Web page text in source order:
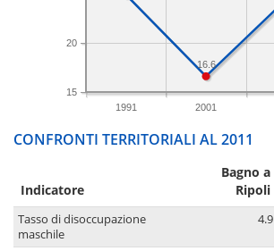
1991 2001
15
20
16.6
CONFRONTI TERRITORIALI AL 2011
Indicatore
Bagno a
Ripoli
Tasso di disoccupazione
maschile
4.9